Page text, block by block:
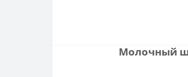
Молочный